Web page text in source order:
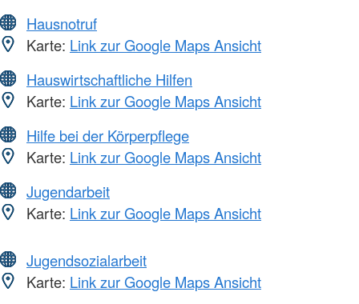
Hausnotruf
Karte: Link zur Google Maps Ansicht
Hauswirtschaftliche Hilfen
Karte: Link zur Google Maps Ansicht
Hilfe bei der Körperpflege
Karte: Link zur Google Maps Ansicht
Jugendarbeit
Karte: Link zur Google Maps Ansicht
Jugendsozialarbeit
Karte: Link zur Google Maps Ansicht